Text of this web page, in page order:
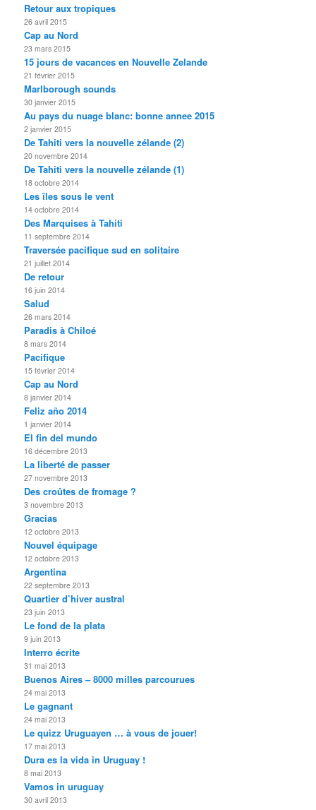
Retour aux tropiques
26 avril 2015
Cap au Nord
23 mars 2015
15 jours de vacances en Nouvelle Zelande
21 février 2015
Marlborough sounds
30 janvier 2015
Au pays du nuage blanc: bonne annee 2015
2 janvier 2015
De Tahiti vers la nouvelle zélande (2)
20 novembre 2014
De Tahiti vers la nouvelle zélande (1)
18 octobre 2014
Les îles sous le vent
14 octobre 2014
Des Marquises à Tahiti
11 septembre 2014
Traversée pacifique sud en solitaire
21 juillet 2014
De retour
16 juin 2014
Salud
26 mars 2014
Paradis à Chiloé
8 mars 2014
Pacifique
15 février 2014
Cap au Nord
8 janvier 2014
Feliz año 2014
1 janvier 2014
El fin del mundo
16 décembre 2013
La liberté de passer
27 novembre 2013
Des croûtes de fromage ?
3 novembre 2013
Gracias
12 octobre 2013
Nouvel équipage
12 octobre 2013
Argentina
22 septembre 2013
Quartier d’hiver austral
23 juin 2013
Le fond de la plata
9 juin 2013
Interro écrite
31 mai 2013
Buenos Aires – 8000 milles parcourues
24 mai 2013
Le gagnant
24 mai 2013
Le quizz Uruguayen … à vous de jouer!
17 mai 2013
Dura es la vida in Uruguay !
8 mai 2013
Vamos in uruguay
30 avril 2013